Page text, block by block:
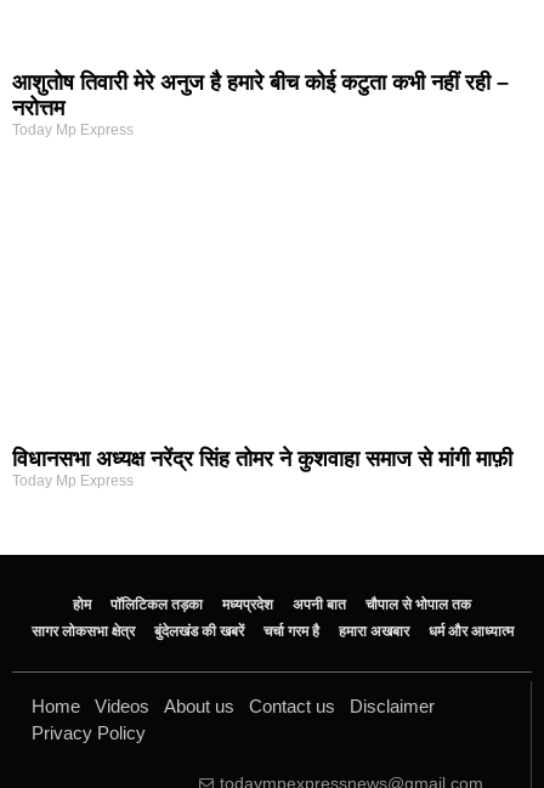
आशुतोष तिवारी मेरे अनुज है हमारे बीच कोई कटुता कभी नहीं रही –
नरोत्तम
Today Mp Express
विधानसभा अध्यक्ष नरेंद्र सिंह तोमर ने कुशवाहा समाज से मांगी माफ़ी
Today Mp Express
होम पॉलिटिकल तड़का मध्यप्रदेश अपनी बात
चौपाल से भोपाल तक
सागर लोकसभा क्षेत्र
बुंदेलखंड की खबरें चर्चा गरम है हमारा अखबार धर्म और आध्यात्म
Home Videos About us Contact us
Disclaimer
Privacy Policy
todaympexpressnews@gmail.com